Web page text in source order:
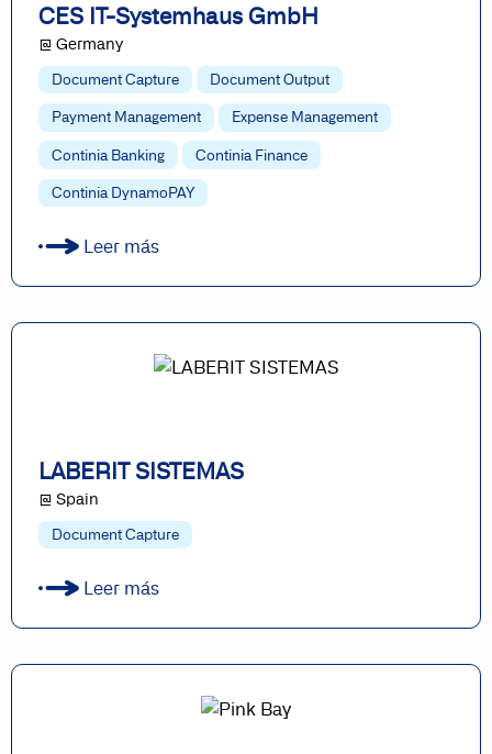
CES IT-Systemhaus GmbH
@ Germany
Document Capture Document Output
Payment Management Expense Management
Continia Banking Continia Finance
Continia DynamoPAY
Leer más
LABERIT SISTEMAS
@ Spain
Document Capture
Leer más